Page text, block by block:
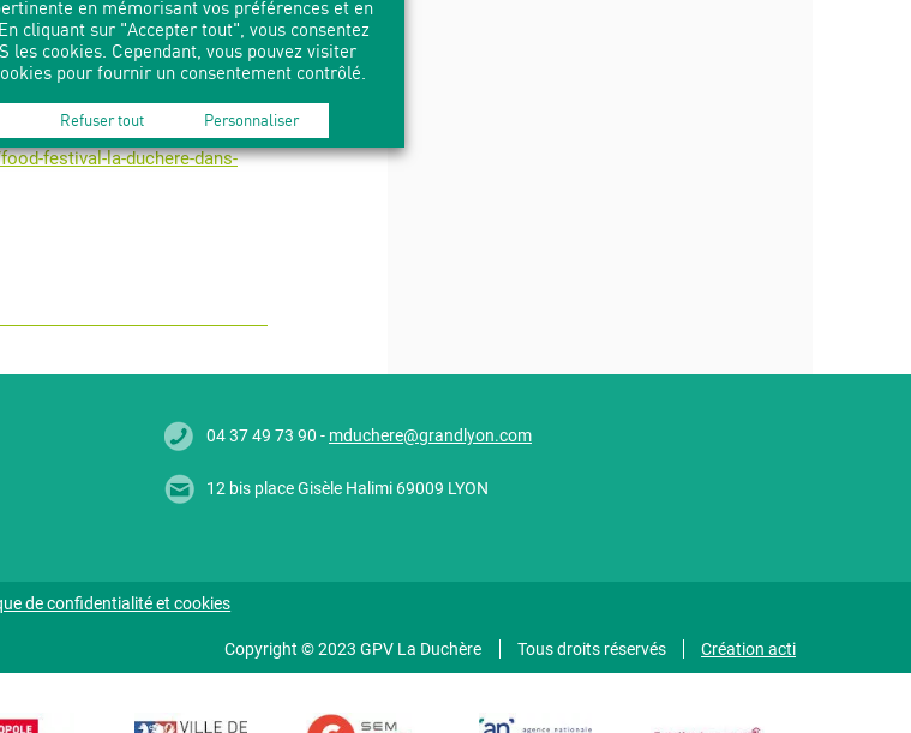
festival-la-duchere-dans-
04 37 49 73 90 - mduchere@grandlyon.com
12 bis place Gisèle Halimi 69009 LYON
de confidentialité et cookies
Copyright © 2023 GPV La Duchère Tous droits réservés Création acti
en mémorisant vos préférences et en
cliquant sur "Accepter tout", vous consentez
les cookies. Cependant, vous pouvez visiter
pour fournir un consentement contrôlé.
Refuser tout Personnaliser